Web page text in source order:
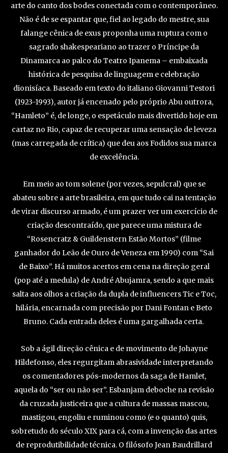
arte do canto dos bodes conectada com o contemporâneo.
Não é de se espantar que, fiel ao legado do mestre, sua
falange cênica de exus proponha uma ruptura com o
sagrado shakespeariano ao trazer o Príncipe da
Dinamarca ao palco do Teatro Ipanema – embaixada
histórica de pesquisa de linguagem e celebração
dionisíaca. Baseado em texto do italiano Giovanni Testori
(1923-1993), autor já encenado pelo próprio Abu outrora,
“Hamleto” é, de longe, o espetáculo mais divertido hoje em
cartaz no Rio, capaz de recuperar uma sensação de leveza
(mas carregada de crítica) que deu aos Fodidos sua marca
de excelência.
Em meio ao tom solene (por vezes, sepulcral) que se
abateu sobre a arte brasileira, em que tudo cai na tentação
de virar discurso armado, é um prazer ver um exercício de
criação descontraído, que parece uma mistura de
“Rosencratz & Guildenstern Estão Mortos” (filme
ganhador do Leão de Ouro de Veneza em 1990) com “Sai
de Baixo”. Há muitos acertos em cena na direção geral
(pop até a medula) de André Abujamra, sendo a que mais
salta aos olhos a criação da dupla de influencers Tic e Toc,
hilária, encarnada com precisão por Dani Fontan e Beto
Bruno. Cada entrada deles é uma gargalhada certa.
Sob a ágil direção cênica e de movimento de Johayne
Hildefonso, eles regurgitam abrasividade interpretando
os comentadores pós-modernos da saga de Hamlet,
aquela do “ser ou não ser”. Esbanjam deboche na revisão
da cruzada justiceira que a cultura de massas mascou,
mastigou, engoliu e ruminou como (e o quanto) quis,
sobretudo do século XIX para cá, com a invenção das artes
de reprodutibilidade técnica. O filósofo Jean Baudrillard